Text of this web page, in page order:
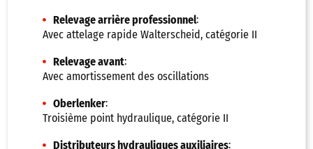
Relevage arrière professionnel:
Avec attelage rapide Walterscheid, catégorie II
Relevage avant:
Avec amortissement des oscillations
Oberlenker:
Troisième point hydraulique, catégorie II
Distributeurs hydrauliques auxiliaires: